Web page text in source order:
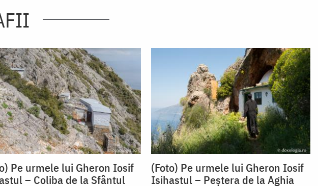
Pe urmele lui Gheron Iosif
– Coliba de la Sfântul
(Foto) Pe urmele lui Gheron Iosif
Isihastul – Peștera de la Aghia